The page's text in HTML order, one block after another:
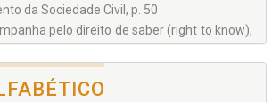
da Sociedade Civil, p. 50
pelo direito de saber (right to know),
à verdade, p. 52
declarações de princípios de acesso à